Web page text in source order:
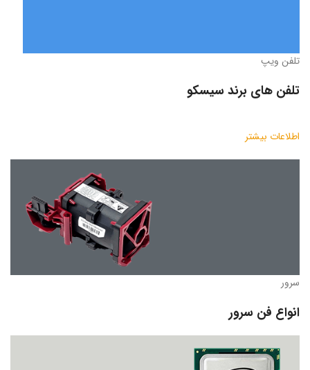
تلفن ویپ
تلفن های برند سیسکو
اطلاعات بیشتر
سرور
انواع فن سرور